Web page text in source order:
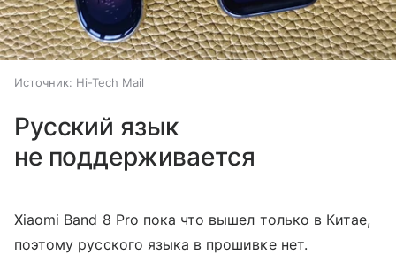
Источник: Hi-Tech Mail
Русский язык
не поддерживается
Xiaomi Band 8 Pro пока что вышел только в Китае,
поэтому русского языка в прошивке нет.